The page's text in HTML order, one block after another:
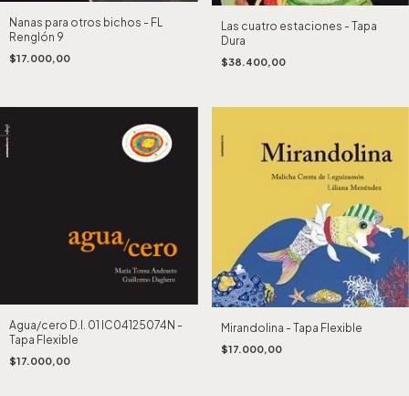
Nanas para otros bichos - FL
Renglón 9
$17.000,00
Las cuatro estaciones - Tapa
Dura
$38.400,00
Agua/cero D.I. 01 IC04125074N -
Tapa Flexible
$17.000,00
Mirandolina - Tapa Flexible
$17.000,00